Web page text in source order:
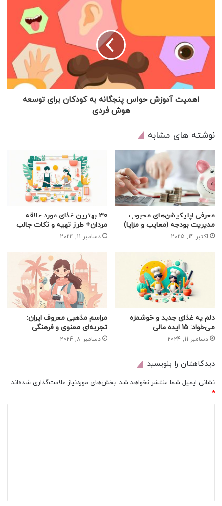
اهمیت آموزش حواس پنجگانه به کودکان برای توسعه
هوش فردی
نوشته های مشابه
معرفی اپلیکیشن‌های محبوب
مدیریت بودجه (معایب و مزایا)
اکتبر 14, 2025
30 بهترین غذای مورد علاقه
مردان+ طرز تهیه و نکات جالب
دسامبر 11, 2024
دلم یه غذای جدید و خوشمزه
می‌خواد: 15 ایده عالی
دسامبر 11, 2024
مراسم مذهبی معروف ایران:
تجربه‌ای معنوی و فرهنگی
دسامبر 8, 2024
دیدگاهتان را بنویسید
نشانی ایمیل شما منتشر نخواهد شد. بخش‌های موردنیاز علامت‌گذاری شده‌اند
*
*